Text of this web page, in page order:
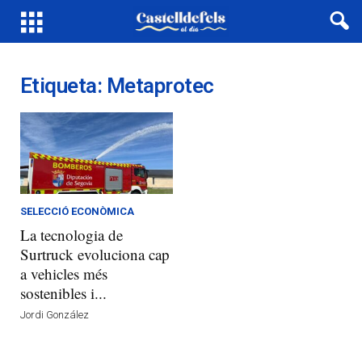
Etiqueta: Metaprotec
SELECCIÓ ECONÒMICA
La tecnologia de
Surtruck evoluciona cap
a vehicles més
sostenibles i...
Jordi González